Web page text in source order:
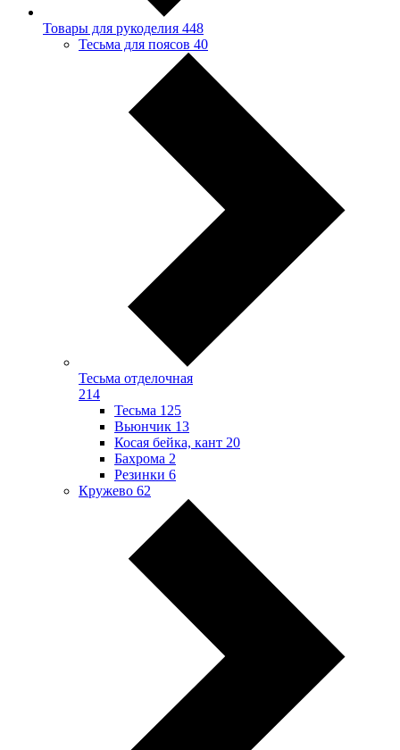
Товары для рукоделия 448
Тесьма для поясов 40
Тесьма отделочная
214
Тесьма 125
Вьюнчик 13
Косая бейка, кант 20
Бахрома 2
Резинки 6
Кружево 62